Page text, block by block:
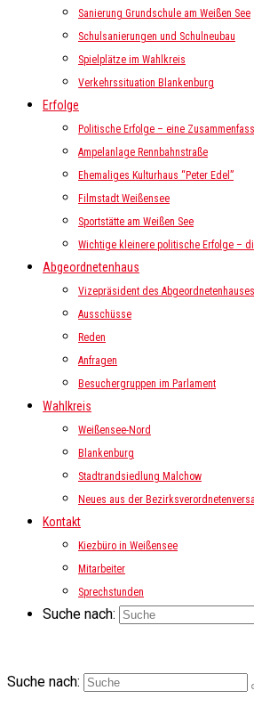
Sanierung Grundschule am Weißen See
Schulsanierungen und Schulneubau
Spielplätze im Wahlkreis
Verkehrssituation Blankenburg
Erfolge
Politische Erfolge – eine
Ampelanlage Rennbahnstraße
Ehemaliges Kulturhaus “Peter Edel”
Filmstadt Weißensee
Sportstätte am Weißen See
Wichtige kleinere politische Erfolge –
Abgeordnetenhaus
Vizepräsident des Abgeordnetenhauses
Ausschüsse
Reden
Anfragen
Besuchergruppen im Parlament
Wahlkreis
Weißensee-Nord
Blankenburg
Stadtrandsiedlung Malchow
Neues aus der
Kontakt
Kiezbüro in Weißensee
Mitarbeiter
Sprechstunden
Suche nach:
Suche nach: